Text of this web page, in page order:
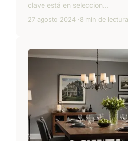
clave está en seleccion...
27 agosto 2024 8 min de lectura